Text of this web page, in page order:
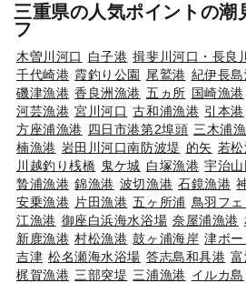
三重県の人気ポイントの潮
フ
木曽川河口 白子港 揖斐川河口・長良
千代崎港 霞釣り公園 尾鷲港 紀伊長
磯津漁港 香良洲漁港 五ヵ所 国崎漁港
河芸漁港 宮川河口 古和浦漁港 引本港
方座浦漁港 四日市港第2埠頭 三木浦
楠漁港 岩田川河口南防波堤 的矢 若
川越釣り桟橋 鬼ケ城 白塚漁港 宇治山
贄浦漁港 錦漁港 波切漁港 石鏡漁港
安乗漁港 片田漁港 五ヶ所浦 鳥羽フ
江漁港 御座白浜海水浴場 奈屋浦漁港
新鹿漁港 村松漁港 鼓ヶ浦海岸 津ボ
吉津 松名瀬海水浴場 答志島和具港
梶賀漁港 三部突堤 三浦漁港 イルカ島